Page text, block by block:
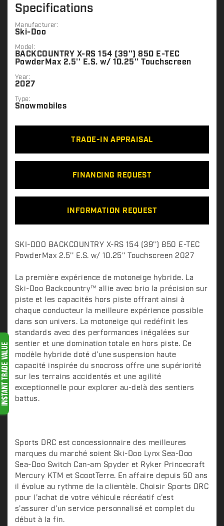
Specifications
Manufacturer:
Ski-Doo
Model:
BACKCOUNTRY X-RS 154 (39'') 850 E-TEC
PowderMax 2.5'' E.S. w/ 10.25'' Touchscreen
Year:
2027
Type:
Snowmobiles
TRADE-IN APPRAISAL
FINANCING REQUEST
INFORMATION REQUEST
D
e
c
r
i
p
t
i
o
n
SKI-DOO BACKCOUNTRY X-RS 154 (39'') 850 E-TEC
PowderMax 2.5'' E.S. w/ 10.25'' Touchscreen 2027
La première expérience de motoneige hybride. La
Ski-Doo Backcountry™ allie avec brio la précision sur
piste et les capacités hors piste offrant ainsi à
chaque conducteur la meilleure expérience possible
dans son univers. La motoneige qui redéfinit les
standards avec des performances inégalées sur
sentier et une domination totale en hors piste. Ce
modèle hybride doté d’une suspension haute
capacité inspirée du snocross offre une supériorité
sur les terrains accidentés et une agilité
exceptionnelle pour explorer au-delà des sentiers
battus.
Sports DRC est concessionnaire des meilleures
marques du marché soient Ski-Doo Lynx Sea-Doo
Sea-Doo Switch Can-am Spyder et Ryker Princecraft
Mercury KTM et ScootTerre. En affaire depuis 50 ans
il évolue au rythme de la clientèle. Choisir Sports DRC
pour l’achat de votre véhicule récréatif c’est
s’assurer d’un service personnalisé et complet du
début à la fin.